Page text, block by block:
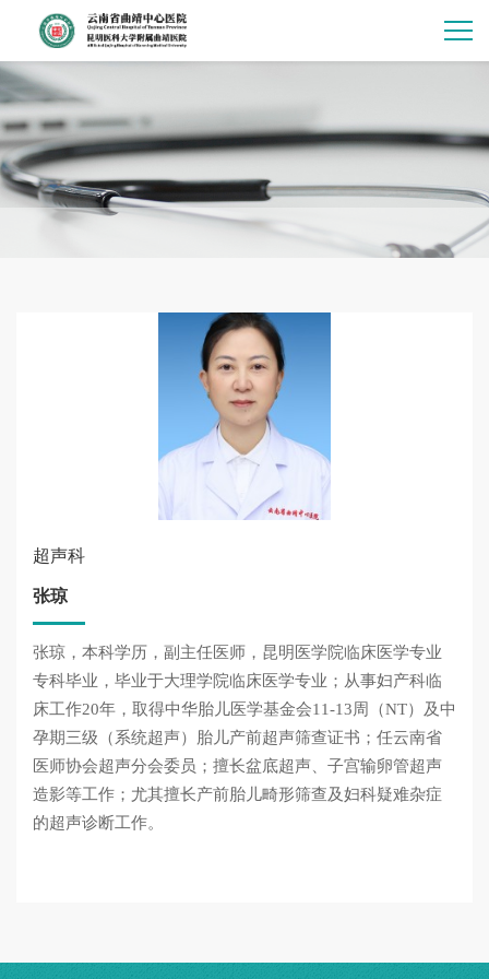
超声科
张琼
张琼，本科学历，副主任医师，昆明医学院临床医学专业
专科毕业，毕业于大理学院临床医学专业；从事妇产科临
床工作20年，取得中华胎儿医学基金会11-13周（NT）及中
孕期三级（系统超声）胎儿产前超声筛查证书；任云南省
医师协会超声分会委员；擅长盆底超声、子宫输卵管超声
造影等工作；尤其擅长产前胎儿畸形筛查及妇科疑难杂症
的超声诊断工作。